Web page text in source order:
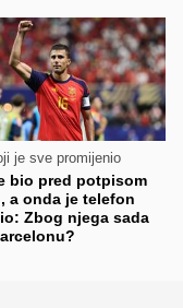
je sve promijenio
bio pred potpisom
a onda je telefon
Zbog njega sada